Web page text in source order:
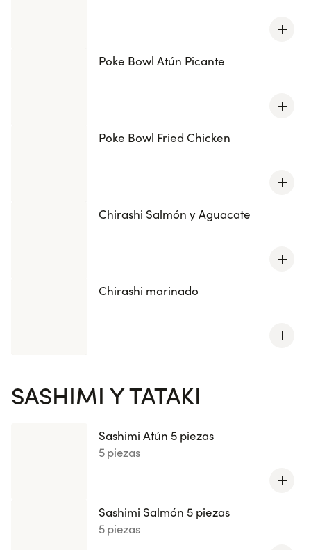
Poke Bowl Atún Picante
Poke Bowl Fried Chicken
Chirashi Salmón y Aguacate
Chirashi marinado
SASHIMI Y TATAKI
Sashimi Atún 5 piezas
5 piezas
Sashimi Salmón 5 piezas
5 piezas